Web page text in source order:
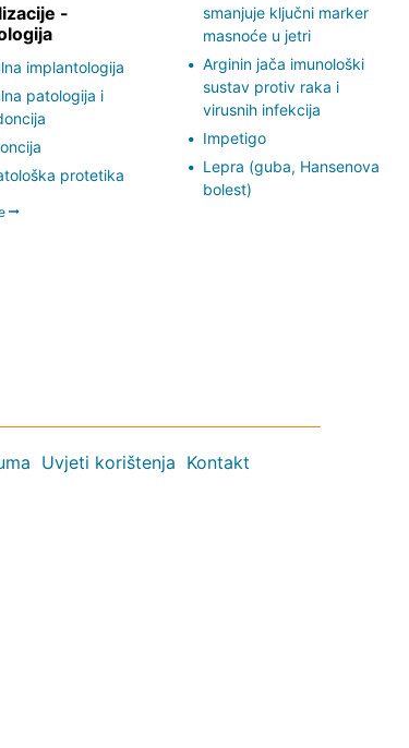
-
implantologija
patologija i
protetika
smanjuje ključni marker
masnoće u jetri
Arginin jača imunološki
sustav protiv raka i
virusnih infekcija
Impetigo
Lepra (guba, Hansenova
bolest)
Uvjeti korištenja Kontakt